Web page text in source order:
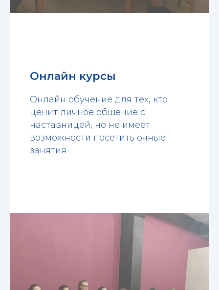
Онлайн курсы
Онлайн обучение для тех, кто
ценит личное общение с
наставницей, но не имеет
возможности посетить очные
занятия